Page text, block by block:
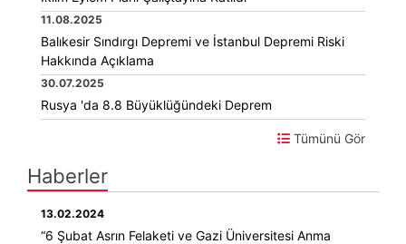
11.08.2025
Balıkesir Sındırgı Depremi ve İstanbul Depremi Riski
Hakkında Açıklama
30.07.2025
Rusya 'da 8.8 Büyüklüğündeki Deprem
Tümünü Gör
Haberler
13.02.2024
“6 Şubat Asrın Felaketi ve Gazi Üniversitesi Anma